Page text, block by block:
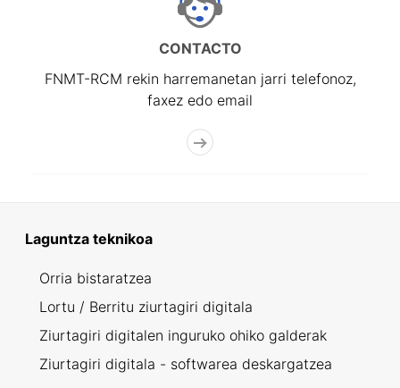
CONTACTO
FNMT-RCM rekin harremanetan jarri telefonoz,
faxez edo email
Laguntza teknikoa
Orria bistaratzea
Lortu / Berritu ziurtagiri digitala
Ziurtagiri digitalen inguruko ohiko galderak
Ziurtagiri digitala - softwarea deskargatzea